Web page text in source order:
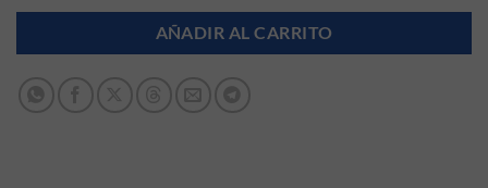
AÑADIR AL CARRITO